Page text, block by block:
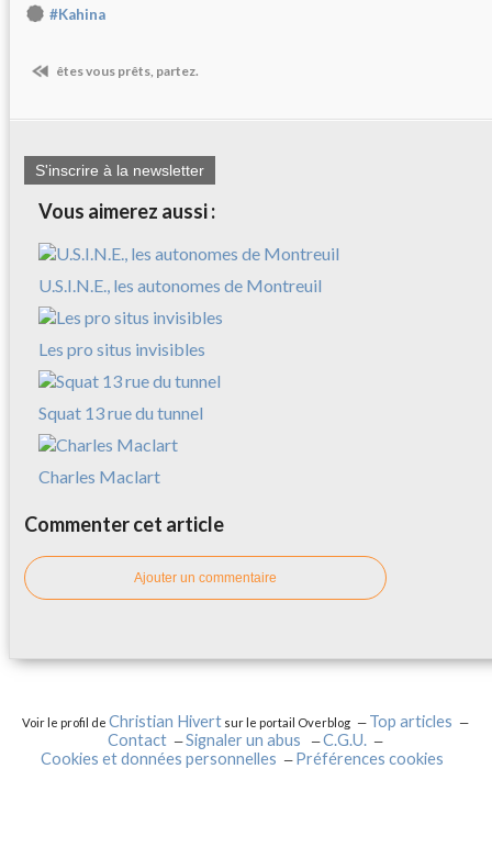
#Kahina
êtes vous prêts, partez.
S'inscrire à la newsletter
Vous aimerez aussi :
U.S.I.N.E., les autonomes de Montreuil
Les pro situs invisibles
Squat 13 rue du tunnel
Charles Maclart
Commenter cet article
Ajouter un commentaire
Voir le profil deChristian Hivert sur le portail Overblog
Top articles
Contact
Signaler un abus
C.G.U.
Cookies et données personnelles
Préférences cookies